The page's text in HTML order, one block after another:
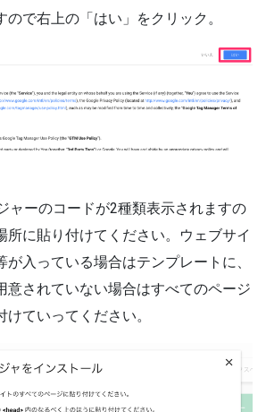
ので右上の「はい」をクリック。
ャーのコードが2種類表示されますの
所に貼り付けてください。ウェブサイ
が入っている場合はテンプレートに、
意されていない場合はすべてのページ
ていってください。